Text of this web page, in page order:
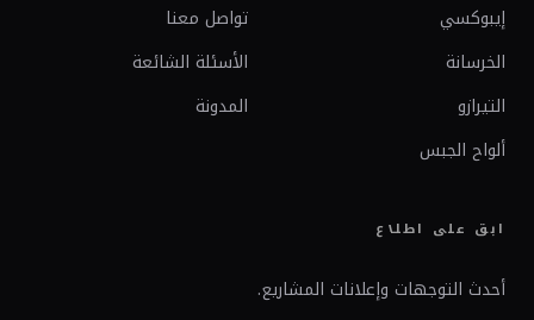
إيبوكسي
الخرسانة
التيرازو
ألواح الجبس
تواصل معنا
الأسئلة الشائعة
المدونة
ابق على اطلاع
أحدث التوجهات وإعلانات المشاريع.